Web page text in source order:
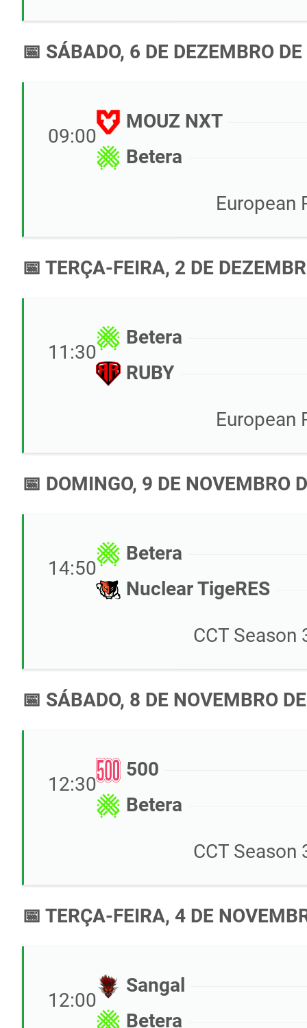
📅 SÁBADO, 6 DE DEZEMBRO
09:00
MOUZ NXT
Betera
European
📅 TERÇA-FEIRA, 2 DE
11:30
Betera
RUBY
European
📅 DOMINGO, 9 DE NOVEMBRO
14:50
Betera
Nuclear TigeRES
CCT Season
📅 SÁBADO, 8 DE NOVEMBRO
12:30
500
Betera
CCT Season
📅 TERÇA-FEIRA, 4 DE
12:00
Sangal
Betera